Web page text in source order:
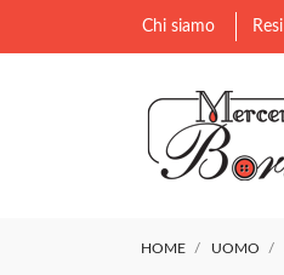
Chi siamo Resi
HOME UOMO